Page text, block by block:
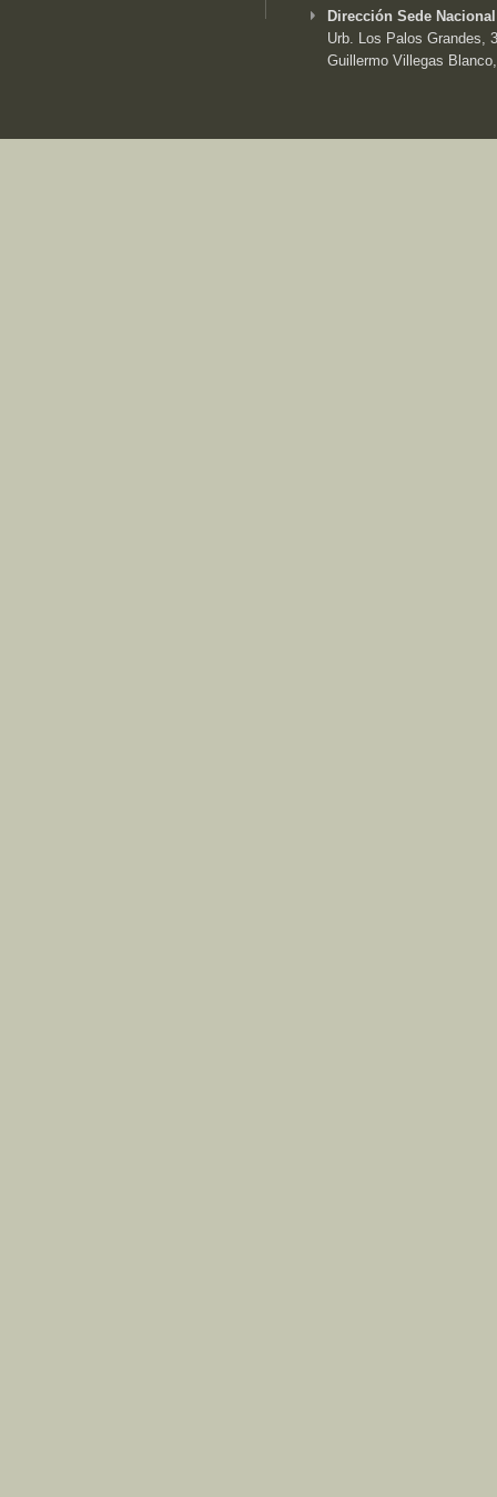
Dirección Sede
Urb. Los Palos Grandes,
Guillermo Villegas